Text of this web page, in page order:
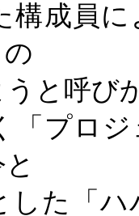
構成員
うと呼
プロジ
した「